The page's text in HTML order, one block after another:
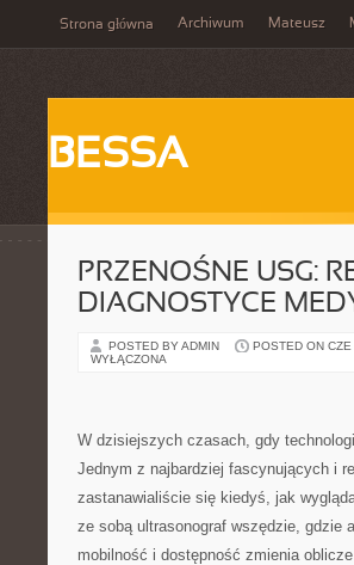
Strona główna Archiwum Mateusz
BESSA
PRZENOŚNE USG:
DIAGNOSTYCE
POSTED BY ADMIN POSTED ON
WYŁĄCZONA
W dzisiejszych czasach, gdy
Jednym z najbardziej fascynujących i
zastanawialiście się kiedyś, jak
ze sobą ultrasonograf wszędzie, gdzie
mobilność i dostępność zmienia